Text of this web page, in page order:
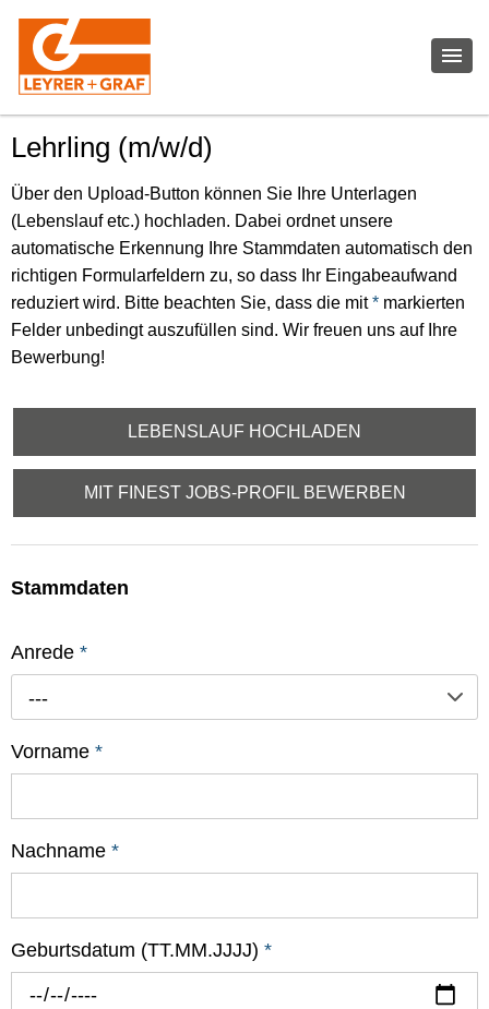
Lehrling (m/w/d)
Über den Upload-Button können Sie Ihre Unterlagen
(Lebenslauf etc.) hochladen. Dabei ordnet unsere
automatische Erkennung Ihre Stammdaten automatisch den
richtigen Formularfeldern zu, so dass Ihr Eingabeaufwand
reduziert wird. Bitte beachten Sie, dass die mit* markierten
Felder unbedingt auszufüllen sind. Wir freuen uns auf Ihre
Bewerbung!
LEBENSLAUF HOCHLADEN
MIT FINEST JOBS-PROFIL BEWERBEN
Stammdaten
Anrede *
---
Vorname *
Nachname *
Geburtsdatum (TT.MM.JJJJ) *